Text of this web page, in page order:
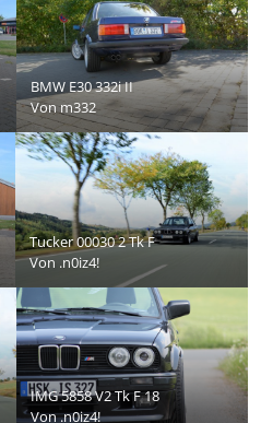
BMW E30 332i II
Vonm332
Tucker 00030 2 Tk F
Von.n0iz4!
IMG 5858 V2 Tk F 18
Von.n0iz4!